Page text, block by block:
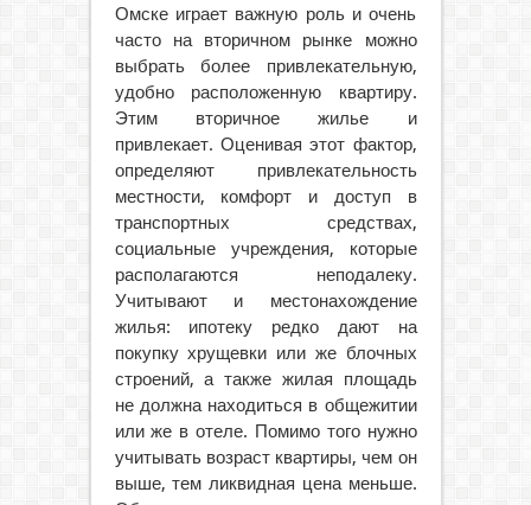
Омске играет важную роль и очень
часто на вторичном рынке можно
выбрать более привлекательную,
удобно расположенную квартиру.
Этим вторичное жилье и
привлекает. Оценивая этот фактор,
определяют привлекательность
местности, комфорт и доступ в
транспортных средствах,
социальные учреждения, которые
располагаются неподалеку.
Учитывают и местонахождение
жилья: ипотеку редко дают на
покупку хрущевки или же блочных
строений, а также жилая площадь
не должна находиться в общежитии
или же в отеле. Помимо того нужно
учитывать возраст квартиры, чем он
выше, тем ликвидная цена меньше.